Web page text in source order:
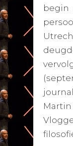
begin